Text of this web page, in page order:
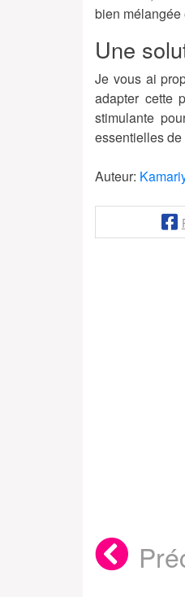
bien mélangée
Une
Je vous ai
adapter cette
stimulante
essentielles
Auteur: